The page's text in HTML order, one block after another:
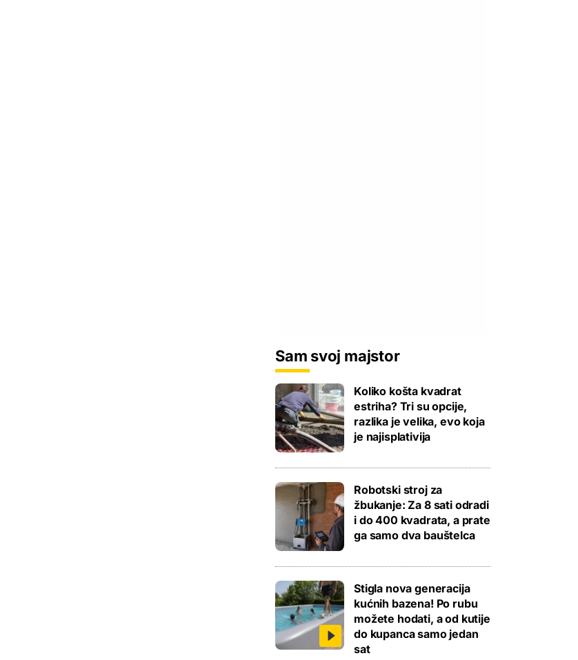
Sam svoj majstor
Koliko košta kvadrat
estriha? Tri su opcije,
razlika je velika, evo koja
je najisplativija
Robotski stroj za
žbukanje: Za 8 sati odradi
i do 400 kvadrata, a prate
ga samo dva bauštelca
Stigla nova generacija
kućnih bazena! Po rubu
možete hodati, a od kutije
do kupanca samo jedan
sat